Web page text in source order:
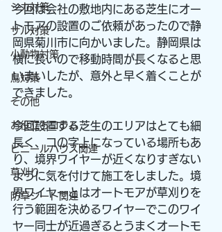
シカ対策
サル対策
小動物対策
鳥対策
その他
お役立ちコラム
ビニールハウス関連
草刈り
防草シート関連
今回は会社の敷地内にある芝生にオー
トモアの設置のご依頼があったので静
岡県菊川市に向かいました。静岡県は
横に長いので移動時間が長くなると思
いまいしたが、意外と早く着くことが
できました。
今回設置する芝生のエリアはとても細
長く、コの字上になっている場所もあ
り、境界ワイヤーが近くなりすぎない
ように気を付けて施工をしました。境
界ワイヤーとはオートモアが草刈りを
行う範囲を決めるワイヤーでこのワイ
ヤー同士が近過ぎるとうまくオートモ